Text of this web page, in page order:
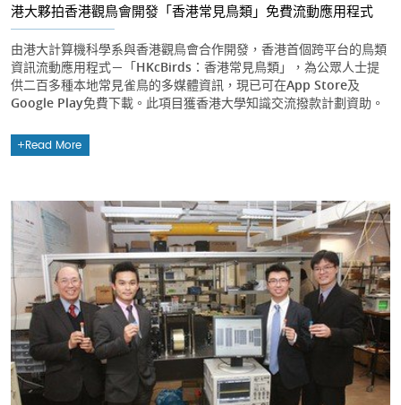
港大夥拍香港觀鳥會開發「香港常見鳥類」免費流動應用程式
由港大計算機科學系與香港觀鳥會合作開發，香港首個跨平台的鳥類
資訊流動應用程式－「HKcBirds：香港常見鳥類」，為公眾人士提
供二百多種本地常見雀鳥的多媒體資訊，現已可在App Store及
Google Play免費下載。此項目獲香港大學知識交流撥款計劃資助。
Read More